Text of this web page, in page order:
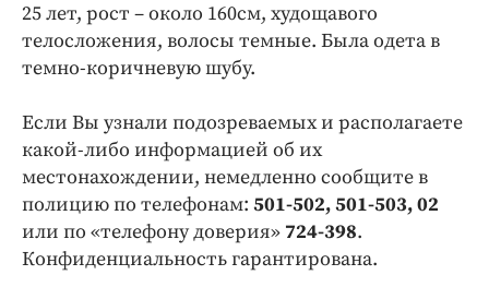
25 лет, рост – около 160см, худощавого
телосложения, волосы темные. Была одета в
темно-коричневую шубу.
Если Вы узнали подозреваемых и располагаете
какой-либо информацией об их
местонахождении, немедленно сообщите в
полицию по телефонам: 501-502, 501-503, 02
или по «телефону доверия» 724-398.
Конфиденциальность гарантирована.